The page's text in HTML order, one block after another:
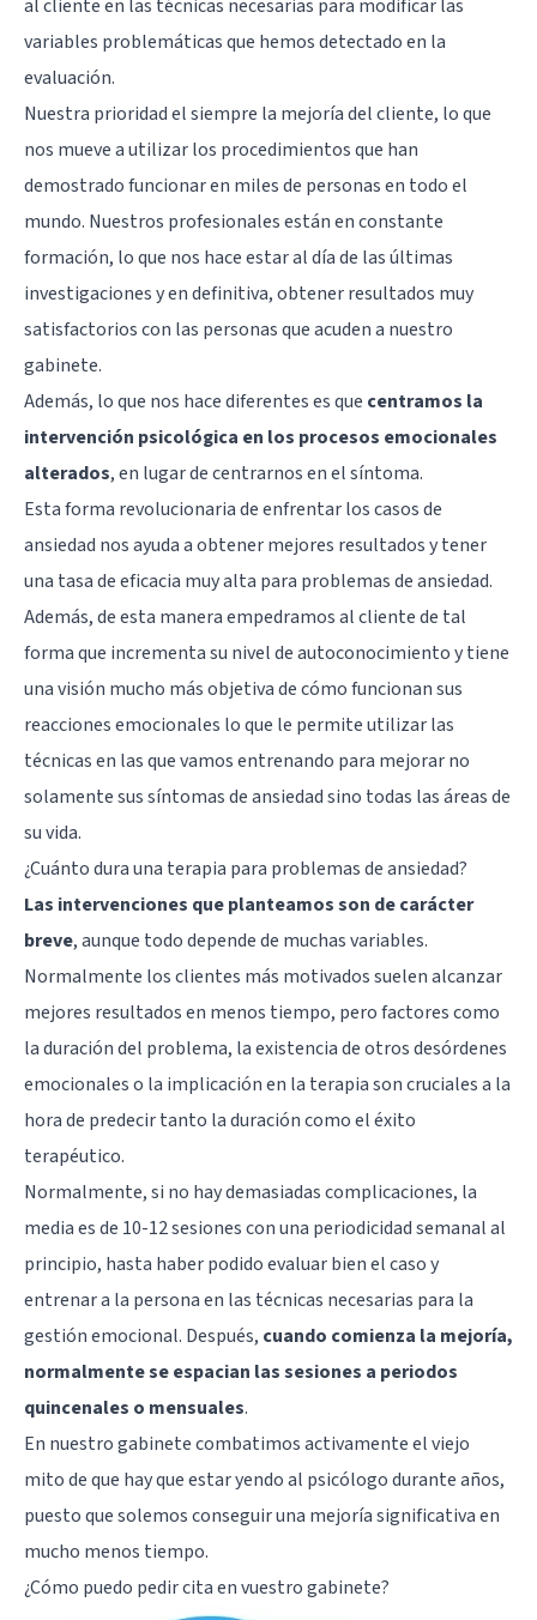
al cliente en las técnicas necesarias para modificar las
variables problemáticas que hemos detectado en la
evaluación.
Nuestra prioridad el siempre la mejoría del cliente, lo que
nos mueve a utilizar los procedimientos que han
demostrado funcionar en miles de personas en todo el
mundo. Nuestros profesionales están en constante
formación, lo que nos hace estar al día de las últimas
investigaciones y en definitiva, obtener resultados muy
satisfactorios con las personas que acuden a nuestro
gabinete.
Además, lo que nos hace diferentes es que centramos la
intervención psicológica en los procesos emocionales
alterados, en lugar de centrarnos en el síntoma.
Esta forma revolucionaria de enfrentar los casos de
ansiedad nos ayuda a obtener mejores resultados y tener
una tasa de eficacia muy alta para problemas de ansiedad.
Además, de esta manera empedramos al cliente de tal
forma que incrementa su nivel de autoconocimiento y tiene
una visión mucho más objetiva de cómo funcionan sus
reacciones emocionales lo que le permite utilizar las
técnicas en las que vamos entrenando para mejorar no
solamente sus síntomas de ansiedad sino todas las áreas de
su vida.
¿Cuánto dura una terapia para problemas de ansiedad?
Las intervenciones que planteamos son de carácter
breve, aunque todo depende de muchas variables.
Normalmente los clientes más motivados suelen alcanzar
mejores resultados en menos tiempo, pero factores como
la duración del problema, la existencia de otros desórdenes
emocionales o la implicación en la terapia son cruciales a la
hora de predecir tanto la duración como el éxito
terapéutico.
Normalmente, si no hay demasiadas complicaciones, la
media es de 10-12 sesiones con una periodicidad semanal al
principio, hasta haber podido evaluar bien el caso y
entrenar a la persona en las técnicas necesarias para la
gestión emocional. Después, cuando comienza la mejoría,
normalmente se espacian las sesiones a periodos
quincenales o mensuales.
En nuestro gabinete combatimos activamente el viejo
mito de que hay que estar yendo al psicólogo durante años,
puesto que solemos conseguir una mejoría significativa en
mucho menos tiempo.
¿Cómo puedo pedir cita en vuestro gabinete?